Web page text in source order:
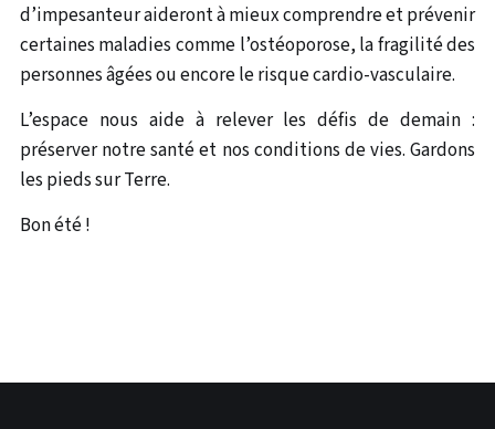
d’impesanteur aideront à mieux comprendre et prévenir
certaines maladies comme l’ostéoporose, la fragilité des
personnes âgées ou encore le risque cardio-vasculaire.
L’espace nous aide à relever les défis de demain :
préserver notre santé et nos conditions de vies. Gardons
les pieds sur Terre.
Bon été !